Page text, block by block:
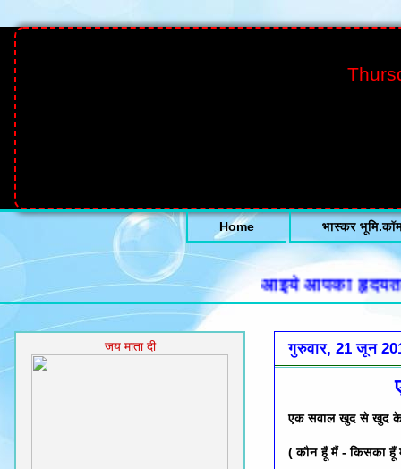
Home भास्कर
आइये आपका हृदयतल से
गुरुवार, 21 जून
एक सवाल खुद से खुद
( कौन हूँ मैं - किसका हूँ
जय माता दी